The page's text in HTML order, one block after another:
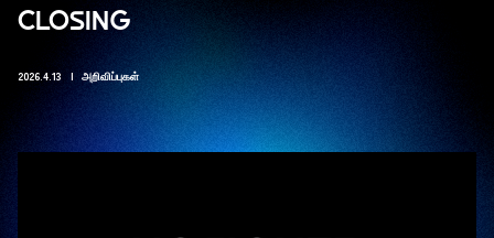
CLOSING
2026.4.13 அறிவிப்புகள்